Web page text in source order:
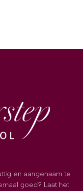
en aangenaam te
goed? Laat het